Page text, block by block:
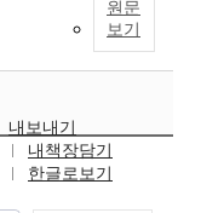
원문
보기
내보내기
내책장담기
한글로보기